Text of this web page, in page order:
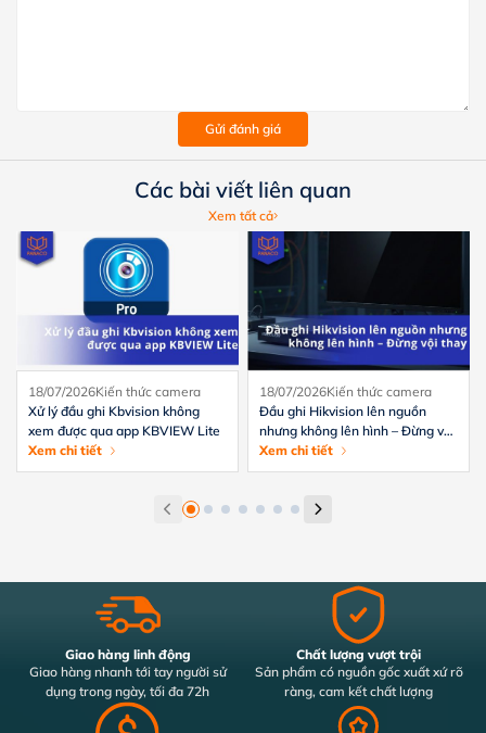
Gửi đánh giá
Các bài viết liên quan
Xem tất cả
18/07/2026Kiến thức camera
Xử lý đầu ghi Kbvision không
xem được qua app KBVIEW Lite
Xem chi tiết
18/07/2026Kiến thức camera
Đầu ghi Hikvision lên nguồn
nhưng không lên hình – Đừng vội
thay
Xem chi tiết
Giao hàng linh động
Giao hàng nhanh tới tay người sử
dụng trong ngày, tối đa 72h
Chất lượng vượt trội
Sản phẩm có nguồn gốc xuất xứ rõ
ràng, cam kết chất lượng